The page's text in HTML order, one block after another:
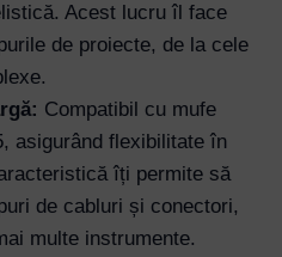
Acest lucru îl face
de proiecte, de la cele
Compatibil cu mufe
asigurând flexibilitate în
îți permite să
de cabluri și conectori,
multe instrumente.